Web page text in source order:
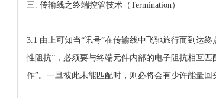
三. 传输线之终端控管技术（Termination）
3.1 由上可知当“讯号”在传输线中飞驰旅行而到达
性阻抗”，必须要与终端元件内部的电子阻抗相互
作”。一旦彼此未能匹配时，则必将会有少许能量回